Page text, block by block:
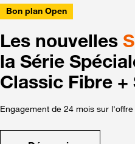
Bon plan Open
Les nouvelles
la Série
Classic Fibre +
Engagement de 24 mois sur l'offre